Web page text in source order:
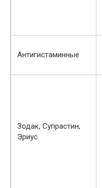
Антигистаминные
Зодак, Супрастин,
Эриус